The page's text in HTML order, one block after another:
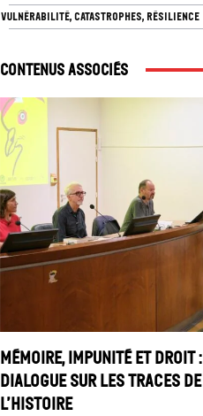
VULNÉRABILITÉ, CATASTROPHES, RÉSILIENCE
Contenus associés
Mémoire, impunité et droit :
dialogue sur les traces de
l’histoire